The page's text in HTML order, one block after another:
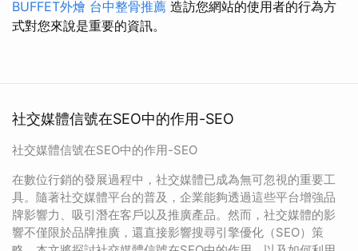
BUFFET外燴 台中整骨推薦 造訪您網站的使用者的行為方
式對您來說是重要的資訊。
社交媒體信號在SEO中的作用-SEO
社交媒體信號在SEO中的作用-SEO
在數位行銷的發展過程中，社交媒體已成為無可忽視的重要工
具。隨著社交媒體平台的普及，企業能夠透過這些平台增強品
牌影響力、吸引潛在客戶以及推廣產品。然而，社交媒體的影
響不僅限於品牌推廣，還直接影響搜尋引擎優化（SEO）策